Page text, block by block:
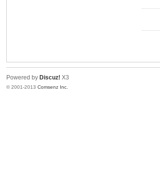
Powered by Discuz! X3
© 2001-2013Comsenz Inc.